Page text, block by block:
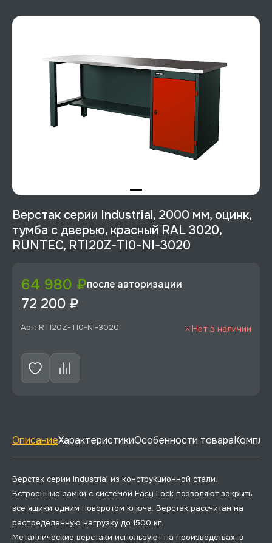
Верстак серии Industrial, 2000 мм, оцинк,
тумба с дверью, красный RAL 3020,
RUNTEC, RTI20Z-TI0-NI-3020
64 980 ₽после авторизации
72 200 ₽
Арт: RTI20Z-TI0-NI-3020 Нет в наличии
ОписаниеХарактеристикиОсобенности товара
Верстак серии Industrial из конструкционной стали.
Встроенные замки с системой Easy Lock позволяют закрыть
все ящики одним поворотом ключа. Верстак рассчитан на
распределенную нагрузку до 1500 кг.
Металлические верстаки используют на производствах, в